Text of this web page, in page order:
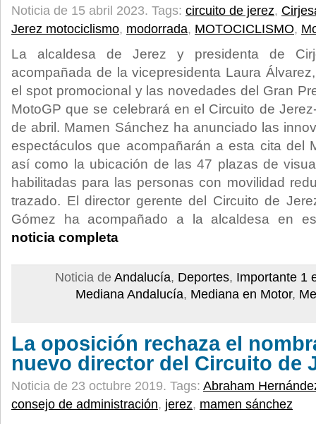
Noticia de 15 abril 2023. Tags: circuito de jerez,
Jerez motociclismo, modorrada, MOTOCICLISMO,
La alcaldesa de Jerez y presidenta de
acompañada de la vicepresidenta Laura
el spot promocional y las novedades del Gran
MotoGP que se celebrará en el Circuito de
de abril. Mamen Sánchez ha anunciado las
espectáculos que acompañarán a esta cita del
así como la ubicación de las 47 plazas de
habilitadas para las personas con movilidad
trazado. El director gerente del Circuito de
Gómez ha acompañado a la alcaldesa en
noticia completa
Noticia de Andalucía, Deportes, Importante 1
Mediana Andalucía, Mediana en Motor,
La oposición rechaza el
nuevo director del Circuito de
Noticia de 23 octubre 2019. Tags: Abraham
consejo de administración, jerez, mamen sánchez